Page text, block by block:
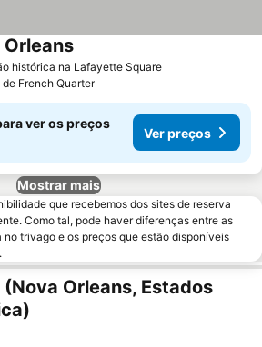
histórica na Lafayette Square
Orleans
de French Quarter
ver os preços
Ver preços
Mostrar mais
que recebemos dos sites de reserva
Como tal, pode haver diferenças entre as
trivago e os preços que estão disponíveis
Orleans, Estados